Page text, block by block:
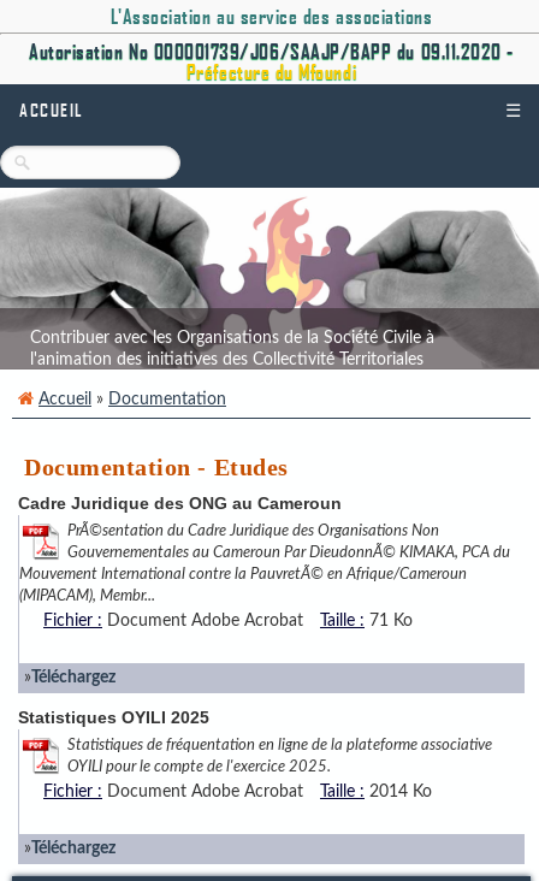
L'Association au service des associations
Autorisation No 000001739/J06/SAAJP/BAPP du 09.11.2020 -
Préfecture du Mfoundi
ACCUEIL ☰
Contribuer avec les Organisations de la Société Civile à
l'animation des initiatives des Collectivité Territoriales
Accueil » Documentation
Documentation - Etudes
Cadre Juridique des ONG au Cameroun
PrÃ©sentation du Cadre Juridique des Organisations Non
Gouvernementales au Cameroun Par DieudonnÃ© KIMAKA, PCA du
Mouvement International contre la PauvretÃ© en Afrique/Cameroun
(MIPACAM), Membr...
Fichier : Document Adobe Acrobat Taille : 71 Ko
»Téléchargez
Statistiques OYILI 2025
Statistiques de fréquentation en ligne de la plateforme associative
OYILI pour le compte de l'exercice 2025.
Fichier : Document Adobe Acrobat Taille : 2014 Ko
»Téléchargez